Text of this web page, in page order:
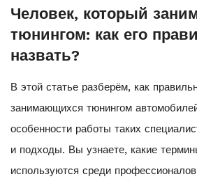
Человек, который
тюнингом: как его
назвать?
В этой статье разберём, как
занимающихся тюнингом
особенности работы таких
и подходы. Вы узнаете, какие
используются среди